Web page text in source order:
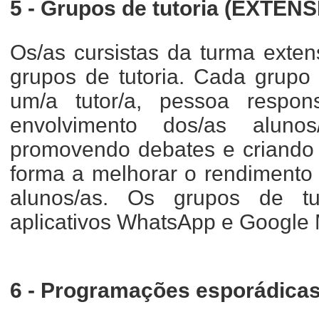
5 - Grupos de tutoria
Os/as cursistas da turma
grupos de tutoria. Cada
um/a tutor/a, pessoa
envolvimento dos/as
promovendo debates e
forma a melhorar o
alunos/as. Os grupos de
aplicativos WhatsApp e Google
6 - Programações